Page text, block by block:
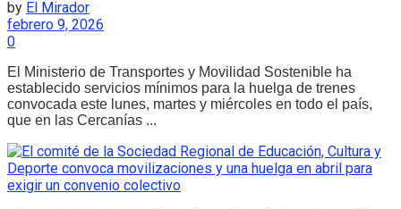
by El Mirador
febrero 9, 2026
0
El Ministerio de Transportes y Movilidad Sostenible ha
establecido servicios mínimos para la huelga de trenes
convocada este lunes, martes y miércoles en todo el país,
que en las Cercanías ...